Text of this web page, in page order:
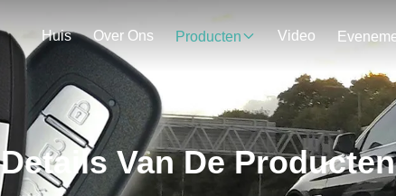
Huis Over Ons Producten Video
Details Van De Producten